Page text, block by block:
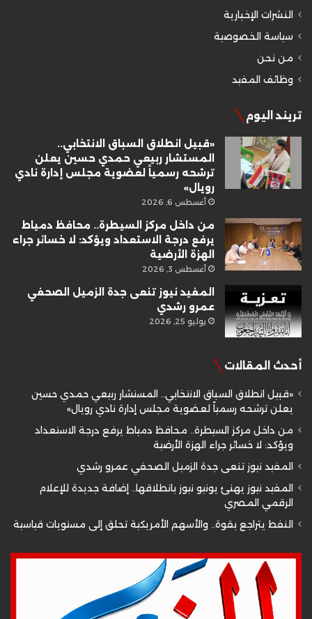
النشرات الإخبارية
سياسة الخصوصية
من نحن
وظائف المفيد
تريند اليوم
«قبيل انطلاق السباق الانتخابي..
المستشار ربيعي حمدي حسين يعلن
ترشحه رسمياً لعضوية مجلس إدارة نادي
رويال»
أغسطس 6, 2026
من داخل مركز السيطرة.. محافظ دمياط
يرفع درجة الاستعداد ويؤكد: لا خسائر جراء
الهزة الأرضية
أغسطس 3, 2026
المفيد نيوز تنعى جدة الزميل الصحفي
عمرو رشدي
يوليو 25, 2026
أحدث المقالات
«قبيل انطلاق السباق الانتخابي.. المستشار ربيعي حمدي حسين
يعلن ترشحه رسمياً لعضوية مجلس إدارة نادي رويال»
من داخل مركز السيطرة.. محافظ دمياط يرفع درجة الاستعداد
ويؤكد: لا خسائر جراء الهزة الأرضية
المفيد نيوز تنعى جدة الزميل الصحفي عمرو رشدي
المفيد نيوز يهنئ يونيو نيوز بانطلاقها.. إضافة جديدة للإعلام
الرقمي المصري
النفط يتراجع بقوة.. والأسهم الأمريكية تحلق إلى مستويات قياسية